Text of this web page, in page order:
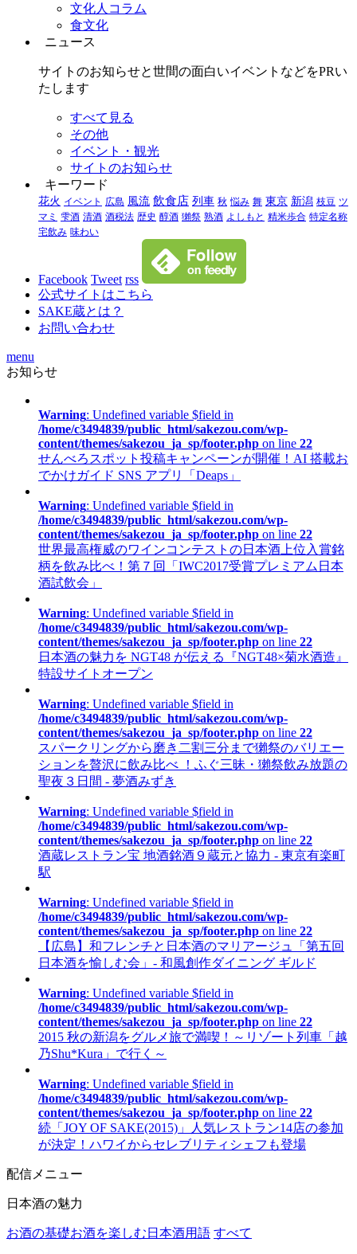
文化人コラム
食文化
ニュース
サイトのお知らせと世間の面白いイベントなどをPRい
たします
すべて見る
その他
イベント・観光
サイトのお知らせ
キーワード
花火 イベント 広島 風流 飲食店 列車 秋 悩み 舞 東京 新潟 枝豆 ツ
マミ
雫酒 清酒 酒税法 歴史 醇酒 獺祭 熟酒 よしもと 精米歩合 特定名称
宅飲み 味わい
Facebook Tweet rss
公式サイトはこちら
SAKE蔵とは？
お問い合わせ
menu
お知らせ
Warning: Undefined variable $field in
/home/c3494839/public_html/sakezou.com/wp-
content/themes/sakezou_ja_sp/footer.php on line 22
せんべろスポット投稿キャンペーンが開催！AI 搭載お
でかけガイド SNS アプリ「Deaps」
Warning: Undefined variable $field in
/home/c3494839/public_html/sakezou.com/wp-
content/themes/sakezou_ja_sp/footer.php on line 22
世界最高権威のワインコンテストの日本酒上位入賞銘
柄を飲み比べ！第７回「IWC2017受賞プレミアム日本
酒試飲会」
Warning: Undefined variable $field in
/home/c3494839/public_html/sakezou.com/wp-
content/themes/sakezou_ja_sp/footer.php on line 22
日本酒の魅力を NGT48 が伝える『NGT48×菊水酒造』
特設サイトオープン
Warning: Undefined variable $field in
/home/c3494839/public_html/sakezou.com/wp-
content/themes/sakezou_ja_sp/footer.php on line 22
スパークリングから磨き二割三分まで獺祭のバリエー
ションを贅沢に飲み比べ ！ふぐ三昧・獺祭飲み放題の
聖夜３日間 - 夢酒みずき
Warning: Undefined variable $field in
/home/c3494839/public_html/sakezou.com/wp-
content/themes/sakezou_ja_sp/footer.php on line 22
酒蔵レストラン宝 地酒銘酒９蔵元と協力 - 東京有楽町
駅
Warning: Undefined variable $field in
/home/c3494839/public_html/sakezou.com/wp-
content/themes/sakezou_ja_sp/footer.php on line 22
【広島】和フレンチと日本酒のマリアージュ「第五回
日本酒を愉しむ会」- 和風創作ダイニング ギルド
Warning: Undefined variable $field in
/home/c3494839/public_html/sakezou.com/wp-
content/themes/sakezou_ja_sp/footer.php on line 22
2015 秋の新潟をグルメ旅で満喫！～リゾート列車「越
乃Shu*Kura」で行く～
Warning: Undefined variable $field in
/home/c3494839/public_html/sakezou.com/wp-
content/themes/sakezou_ja_sp/footer.php on line 22
続「JOY OF SAKE(2015)」人気レストラン14店の参加
が決定！ハワイからセレブリティシェフも登場
配信メニュー
日本酒の魅力
お酒の基礎お酒を楽しむ 日本酒用語 すべて